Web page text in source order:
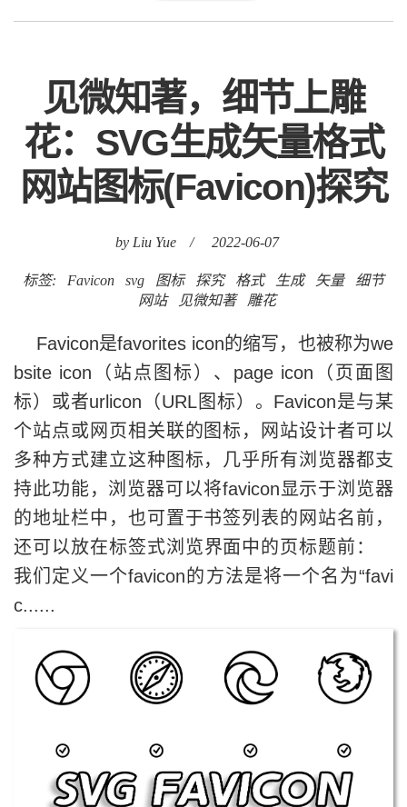
见微知著，细节上雕
花：SVG生成矢量格式
网站图标(Favicon)探究
by Liu Yue / 2022-06-07
标签: Favicon svg 图标 探究 格式 生成 矢量
细节
网站
见微知著 雕花
Favicon是favorites icon的缩写，也被称为we
bsite icon（站点图标）、page icon（页面图
标）或者urlicon（URL图标）。Favicon是与某
个站点或网页相关联的图标，网站设计者可以
多种方式建立这种图标，几乎所有浏览器都支
持此功能，浏览器可以将favicon显示于浏览器
的地址栏中，也可置于书签列表的网站名前，
还可以放在标签式浏览界面中的页标题前：
我们定义一个favicon的方法是将一个名为“favi
c......